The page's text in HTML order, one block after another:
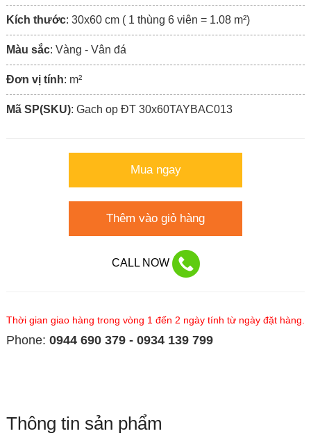
Kích thước: 30x60 cm ( 1 thùng 6 viên = 1.08 m²)
Màu sắc: Vàng - Vân đá
Đơn vị tính: m²
Mã SP(SKU): Gach op ÐT 30x60TAYBAC013
Mua ngay
Thêm vào giỏ hàng
CALL NOW
Thời gian giao hàng trong vòng 1 đến 2 ngày tính từ ngày đặt hàng.
Phone: 0944 690 379 - 0934 139 799
Thông tin sản phẩm